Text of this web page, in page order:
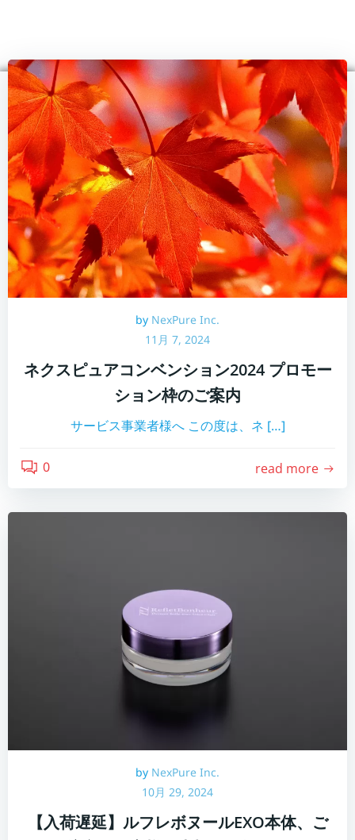
ン
ツ
へ
ス
キ
ッ
プ
by NexPure Inc.
11月 7, 2024
ネクスピュアコンベンション2024 プロモー
ション枠のご案内
サービス事業者様へ この度は、ネ […]
0 read more
by NexPure Inc.
10月 29, 2024
【入荷遅延】ルフレボヌールEXO本体、ご